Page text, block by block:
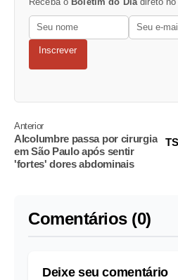
Inscrever
Anterior
Alcolumbre passa por cirurgia
em São Paulo após sentir
'fortes' dores abdominais
Comentários (0)
Deixe seu comentário